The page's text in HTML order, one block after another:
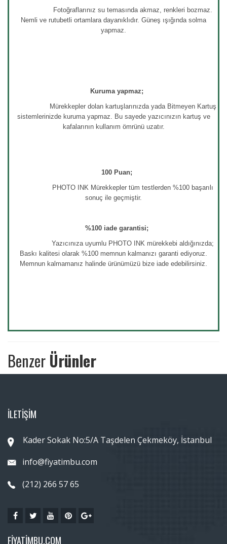
Fotoğraflarınız su temasında akmaz, renkleri bozmaz.
Nemli ve rutubetli ortamlara dayanıklıdır. Güneş ışığında solma
yapmaz.
Kuruma yapmaz;
Mürekkepler dolan kartuşlarınızda yada Bitmeyen Kartuş
sistemlerinizde kuruma yapmaz. Bu sayede yazıcınızın kartuş ve
kafalarının kullanım ömrünü uzatır.
100 Puan;
PHOTO INK Mürekkepler tüm testlerden %100 başarılı
sonuç ile geçmiştir.
%100 iade garantisi;
Yazıcınıza uyumlu PHOTO INK mürekkebi aldığınızda;
Baskı kalitesi olarak %100 memnun kalmanızı garanti ediyoruz.
Memnun kalmamanız halinde ürünümüzü bize iade edebilirsiniz.
Benzer Ürünler
İLETİŞİM
Kader Sokak No:5/A Taşdelen Çekmeköy, İstanbul
info@fiyatimbu.com
(212) 266 57 65
FIYATIMBU.COM